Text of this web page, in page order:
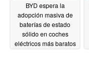
BYD espera la
adopción masiva de
baterías de estado
sólido en coches
eléctricos más baratos